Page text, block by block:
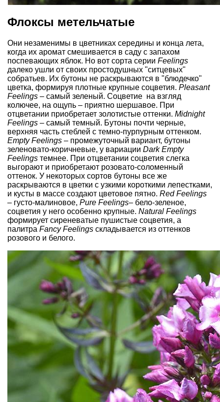
Флоксы метельчатые
Они незаменимы в цветниках середины и конца лета,
когда их аромат смешивается в саду с запахом
поспевающих яблок. Но вот сорта серии Feelings
далеко ушли от своих простодушных "ситцевых"
собратьев. Их бутоны не раскрываются в "блюдечко"
цветка, формируя плотные крупные соцветия. Pleasant
Feelings – самый зеленый. Соцветие на взгляд
колючее, на ощупь – приятно шершавое. При
отцветании приобретает золотистые оттенки. Midnight
Feelings – самый темный. Бутоны почти черные,
верхняя часть стеблей с темно-пурпурным оттенком.
Empty Feelings – промежуточный вариант, бутоны
зеленовато-коричневые, у вариации Dark Empty
Feelings темнее. При отцветании соцветия слегка
выгорают и приобретают розовато-соломенный
оттенок. У некоторых сортов бутоны все же
раскрываются в цветки с узкими короткими лепестками,
и кусты в массе создают цветовое пятно. Red Feelings
– густо-малиновое, Pure Feelings– бело-зеленое,
соцветия у него особенно крупные. Natural Feelings
формирует сиреневатые пушистые соцветия, а
палитра Fancy Feelings складывается из оттенков
розового и белого.